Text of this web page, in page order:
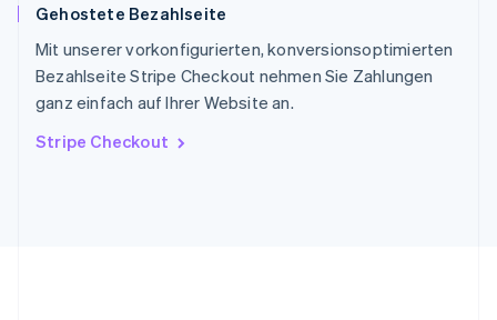
Gehostete Bezahlseite
Mit unserer vorkonfigurierten, konversionsoptimierten
Bezahlseite Stripe Checkout nehmen Sie Zahlungen
ganz einfach auf Ihrer Website an.
Stripe Checkout
Español English
ไทย English
Tschechische Republik
English
English